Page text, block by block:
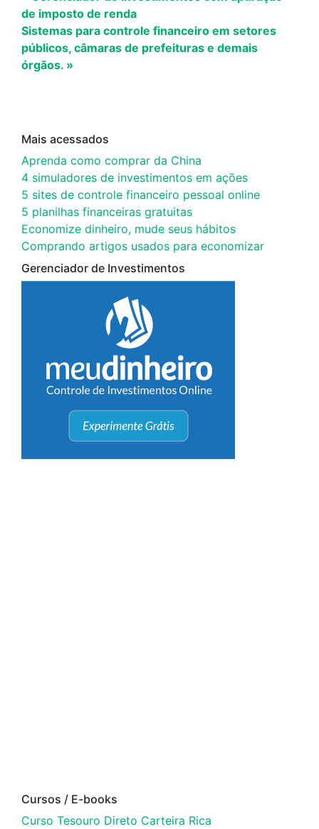
de imposto de renda
Sistemas para controle financeiro em setores
públicos, câmaras de prefeituras e demais
órgãos. »
Mais acessados
Aprenda como comprar da China
4 simuladores de investimentos em ações
5 sites de controle financeiro pessoal online
5 planilhas financeiras gratuitas
Economize dinheiro, mude seus hábitos
Comprando artigos usados para economizar
Gerenciador de Investimentos
Cursos / E-books
Curso Tesouro Direto Carteira Rica